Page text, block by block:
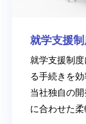
就学支援
就学支援制
る手続きを
当社独自の
に合わせた柔